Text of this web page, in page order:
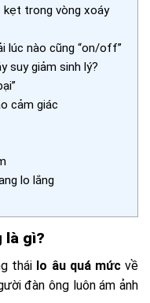
kẹt trong vòng xoáy
lúc nào cũng “on/off”
suy giảm sinh lý?
cảm giác
lo lắng
là gì?
thái lo âu quá mứcvề
đàn ông luôn ám ảnh